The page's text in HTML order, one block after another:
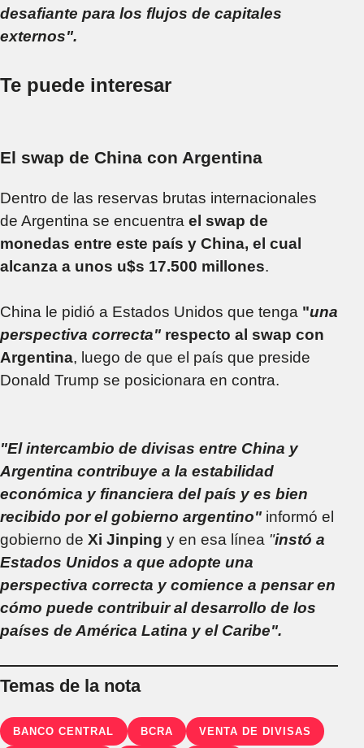
desafiante para los flujos de capitales
externos".
Te puede interesar
El swap de China con Argentina
Dentro de las reservas brutas internacionales
de Argentina se encuentra el swap de
monedas entre este país y China, el cual
alcanza a unos u$s 17.500 millones.
China le pidió a Estados Unidos que tenga "una
perspectiva correcta" respecto al swap con
Argentina, luego de que el país que preside
Donald Trump se posicionara en contra.
"El intercambio de divisas entre China y
Argentina contribuye a la estabilidad
económica y financiera del país y es bien
recibido por el gobierno argentino" informó el
gobierno de Xi Jinping y en esa línea "instó a
Estados Unidos a que adopte una
perspectiva correcta y comience a pensar en
cómo puede contribuir al desarrollo de los
países de América Latina y el Caribe".
Temas de la nota
BANCO CENTRAL BCRA VENTA DE DIVISAS